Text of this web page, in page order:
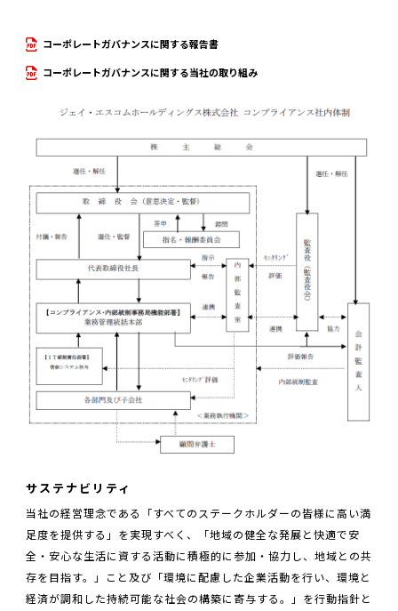
コーポレートガバナンスに関する報告書
コーポレートガバナンスに関する当社の取り組み
サステナビリティ
当社の経営理念である「すべてのステークホルダーの皆様に高い満
足度を提供する」を実現すべく、「地域の健全な発展と快適で安
全・安心な生活に資する活動に積極的に参加・協力し、地域との共
存を目指す。」こと及び「環境に配慮した企業活動を行い、環境と
経済が調和した持続可能な社会の構築に寄与する。」を行動指針と